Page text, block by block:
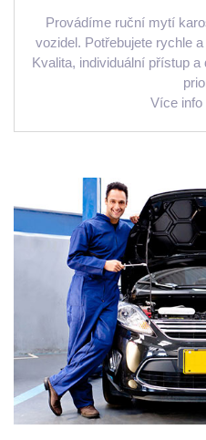
Provádíme ruční mytí
vozidel. Potřebujete rychle
Kvalita, individuální přístup
Více info